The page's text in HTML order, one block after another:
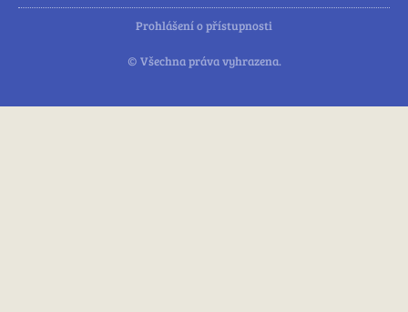
Prohlášení o přístupnosti
© Všechna práva vyhrazena.